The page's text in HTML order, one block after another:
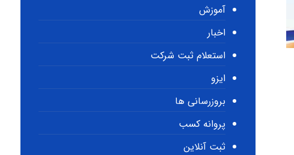
آموزش
اخبار
استعلام ثبت شرکت
ایزو
بروزرسانی ها
پروانه کسب
ثبت آنلاین